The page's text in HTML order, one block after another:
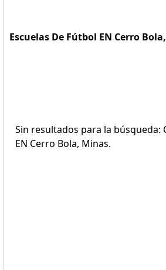
Escuelas De Fútbol EN Cerro
Sin resultados para la búsqueda:
EN Cerro Bola, Minas.